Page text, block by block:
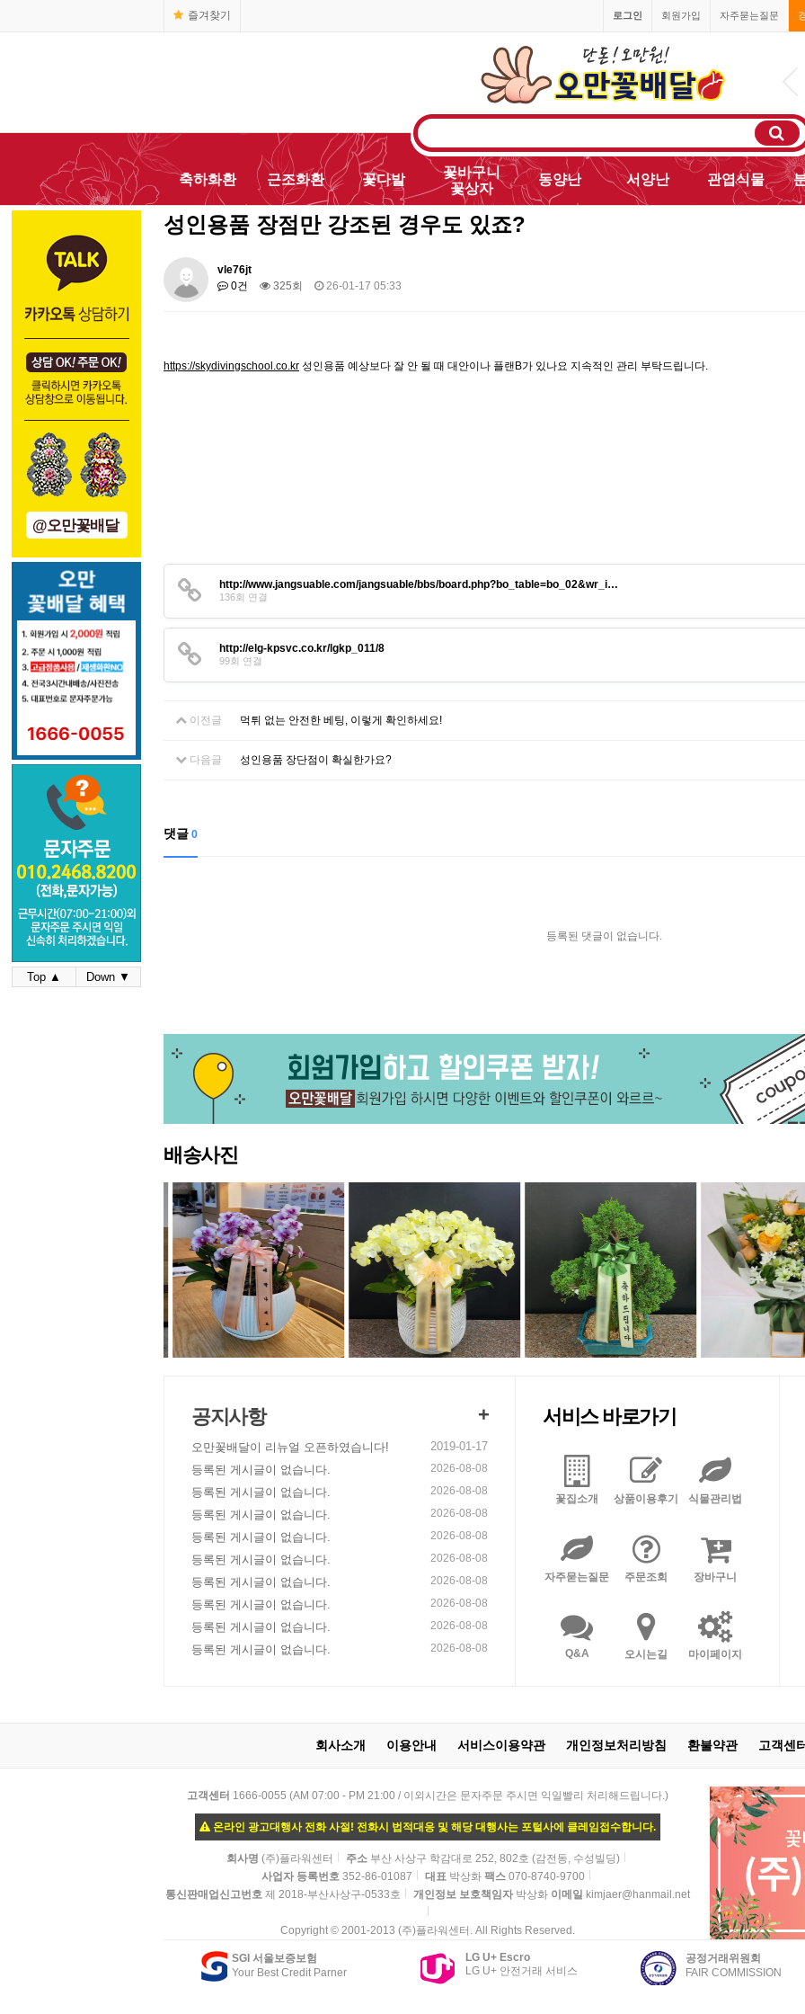
즐겨찾기 자주묻는질문
회원가입
로그인
010-2468-8200
축하화환 근조화환 꽃다발
꽃바구니
꽃상자
동양난 서양난 관엽식물
@오만꽃배달
Top ▲ Down ▼
성인용품 장점만 강조된 경우도 있죠?
vle76jt
0건
325회 26-01-17 05:33
https://skydivingschool.co.kr 성인용품 예상보다 잘 안 될 때 대안이나 플랜B가 있나요 지속적인 관리 부탁드립니다.
http://www.jangsuable.com/jangsuable/bbs/board.php?bo_table=bo_02&wr_i…
136회 연결
http://elg-kpsvc.co.kr/lgkp_011/8
99회 연결
이전글 먹튀 없는 안전한 베팅, 이렇게 확인하세요!
다음글 성인용품 장단점이 확실한가요?
댓글 0
등록된 댓글이 없습니다.
배송사진
공지사항 +
오만꽃배달이 리뉴얼 오픈하였습니다!
2019-01-17
등록된 게시글이 없습니다.
2026-08-08
등록된 게시글이 없습니다. 2026-08-08
등록된 게시글이 없습니다. 2026-08-08
등록된 게시글이 없습니다. 2026-08-08
등록된 게시글이 없습니다. 2026-08-08
등록된 게시글이 없습니다. 2026-08-08
등록된 게시글이 없습니다. 2026-08-08
등록된 게시글이 없습니다. 2026-08-08
등록된 게시글이 없습니다. 2026-08-08
서비스 바로가기
꽃집소개 상품이용후기 식물관리법
자주묻는질문 주문조회 장바구니
Q&A 오시는길 마이페이지
회사소개 이용안내 서비스이용약관 개인정보처리방침 환불약관 고객센
고객센터 1666-0055 (AM 07:00 - PM 21:00 / 이외시간은 문자주문 주시면 익일빨리 처리해드립니다.)
온라인 광고대행사 전화 사절! 전화시 법적대응 및 해당 대행사는 포털사에 클레임접수합니다.
회사명 (주)플라워센터 주소부산 사상구 학감대로 252, 802호 (감전동, 수성빌딩)
사업자 등록번호352-86-01087 대표박상화 팩스070-8740-9700
통신판매업신고번호 제 2018-부산사상구-0533호 개인정보 보호책임자 박상화 이메일 kimjaer@hanmail.net
Copyright © 2001-2013 (주)플라워센터. All Rights Reserved.
SGI 서울보증보험
Your Best Credit Parner
LG U+ Escro
LG U+ 안전거래 서비스
공정거래위원회
FAIR COMMISSION